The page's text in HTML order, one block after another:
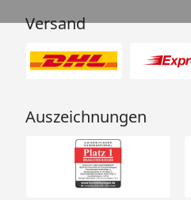
Versand
Auszeichnungen